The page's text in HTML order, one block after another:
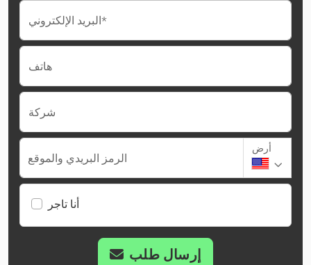
البريد الإلكتروني*
هاتف
شركة
الرمز البريدي والموقع
أرض
أنا تاجر
إرسال طلب